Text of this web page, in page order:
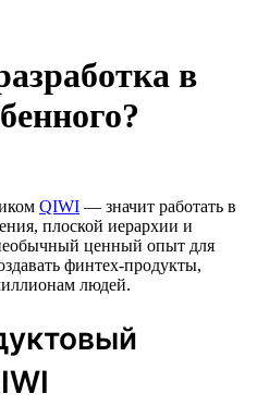
в
QIWI — значит работать в
плоской иерархии и
ценный опыт для
финтех-продукты,
людей.